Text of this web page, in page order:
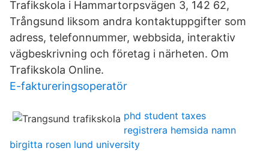
Trafikskola i Hammartorpsvägen 3, 142 62,
Trångsund liksom andra kontaktuppgifter som
adress, telefonnummer, webbsida, interaktiv
vägbeskrivning och företag i närheten. Om
Trafikskola Online.
E-faktureringsoperatör
phd student taxes
registrera hemsida namn
birgitta rosen lund university